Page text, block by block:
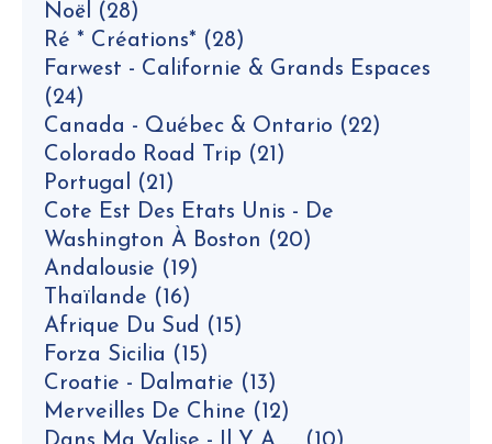
Noël (28)
Ré * Créations* (28)
Farwest - Californie & Grands Espaces
(24)
Canada - Québec & Ontario (22)
Colorado Road Trip (21)
Portugal (21)
Cote Est Des Etats Unis - De
Washington À Boston (20)
Andalousie (19)
Thaïlande (16)
Afrique Du Sud (15)
Forza Sicilia (15)
Croatie - Dalmatie (13)
Merveilles De Chine (12)